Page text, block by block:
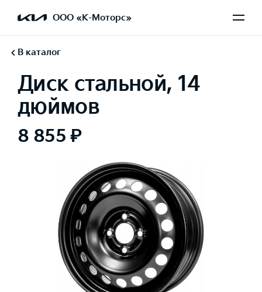
ООО «К-Моторс»
В каталог
Диск стальной, 14
дюймов
8 855 ₽